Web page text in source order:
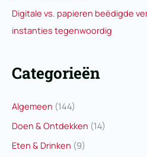
Digitale vs. papieren beëdigde
instanties tegenwoordig
Categorieën
Algemeen (144)
Doen & Ontdekken (14)
Eten & Drinken (9)